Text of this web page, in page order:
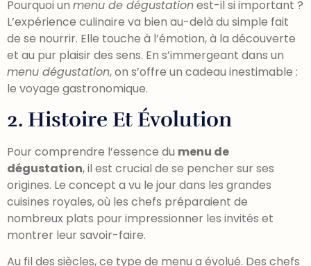
Pourquoi un menu de dégustationest-il si important ?
L’expérience culinaire va bien au-delà du simple fait
de se nourrir. Elle touche à l’émotion, à la découverte
et au pur plaisir des sens. En s’immergeant dans un
menu dégustation, on s’offre un cadeau inestimable :
le voyage gastronomique.
2. Histoire Et Évolution
Pour comprendre l’essence du menu de
dégustation, il est crucial de se pencher sur ses
origines. Le concept a vu le jour dans les grandes
cuisines royales, où les chefs préparaient de
nombreux plats pour impressionner les invités et
montrer leur savoir-faire.
Au fil des siècles, ce type de menu a évolué. Des chefs